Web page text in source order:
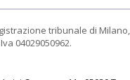
tribunale di
04029050962.